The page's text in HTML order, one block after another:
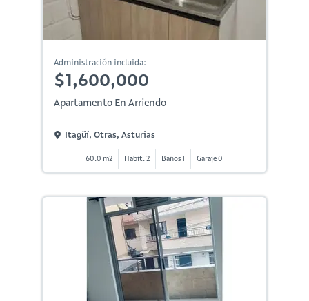
Administración incluida:
$1,600,000
Apartamento En Arriendo
Itagüí, Otras, Asturias
60.0 m2 Habit. 2 Baños 1 Garaje 0